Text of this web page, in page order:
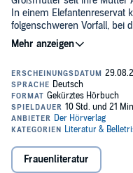
In einem Elefantenreservat
folgenschweren Vorfall, bei
bewusstlos aufgefunden
Jenna an die Wahrsagerin
Ermittlungsakten und mit
Fähigkeiten gelingt es den
Unglücksfalls
Geschichte zum Schluss
Wendung...©2015 / 2016
Frauenliteratur